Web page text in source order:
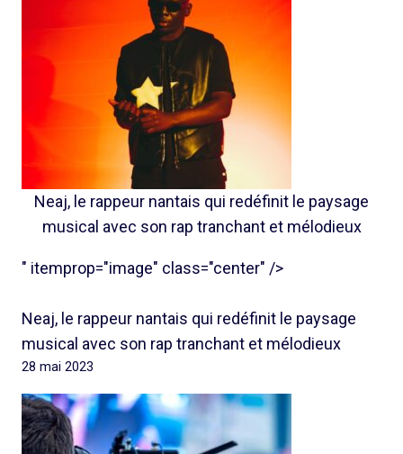
Neaj, le rappeur nantais qui redéfinit le paysage
musical avec son rap tranchant et mélodieux
" itemprop="image" class="center" />
Neaj, le rappeur nantais qui redéfinit le paysage
musical avec son rap tranchant et mélodieux
28 mai 2023